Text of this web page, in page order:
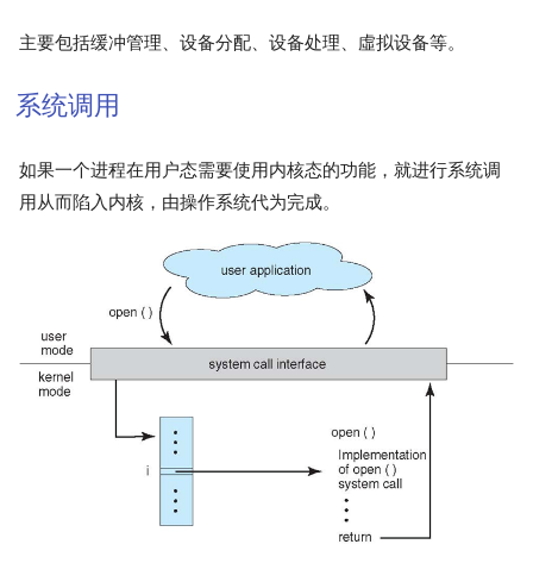
主要包括缓冲管理、设备分配、设备处理、虛拟设备等。
系统调用
如果一个进程在用户态需要使用内核态的功能，就进行系统调
用从而陷入内核，由操作系统代为完成。